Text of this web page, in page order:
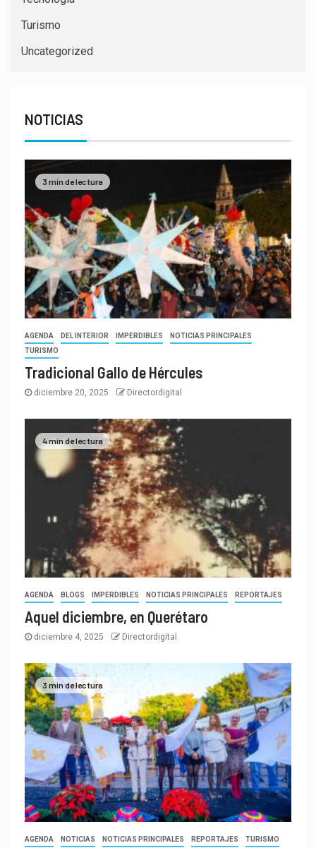
Turismo
Uncategorized
NOTICIAS
3 min de lectura
AGENDA DEL INTERIOR IMPERDIBLES
NOTICIAS PRINCIPALES
TURISMO
Tradicional Gallo de Hércules
diciembre 20, 2025 Directordigital
4 min de lectura
AGENDA BLOGS IMPERDIBLES NOTICIAS PRINCIPALES REPORTAJES
Aquel diciembre, en Querétaro
diciembre 4, 2025 Directordigital
3 min de lectura
AGENDA NOTICIAS NOTICIAS PRINCIPALES REPORTAJES TURISMO